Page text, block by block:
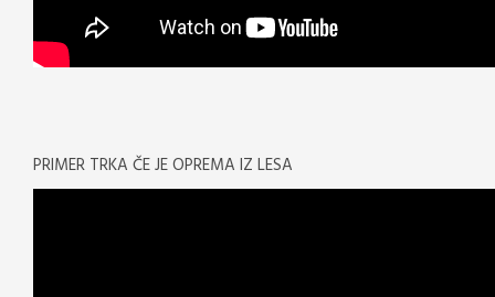
PRIMER TRKA ČE JE OPREMA IZ LESA